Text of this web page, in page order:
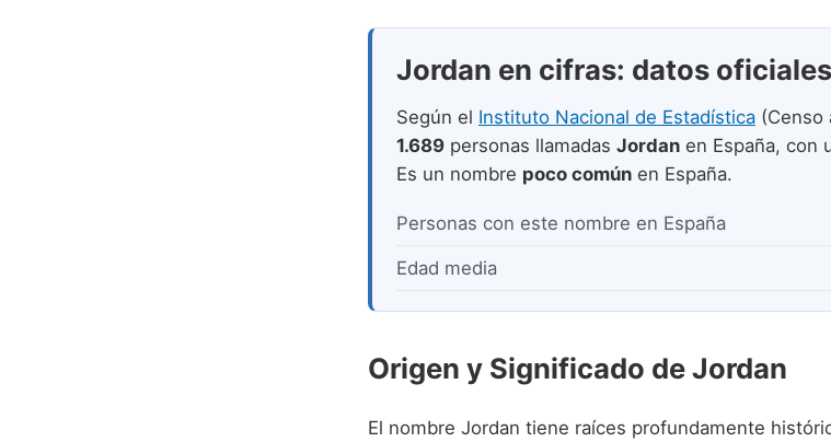
Jordan en cifras: datos
Según el Instituto Nacional de Estadística (Censo
1.689 personas llamadas Jordan en España, con
Es un nombre poco común en España.
Personas con este nombre en España
Edad media
Origen y Significado de Jordan
El nombre Jordan tiene raíces profundamente